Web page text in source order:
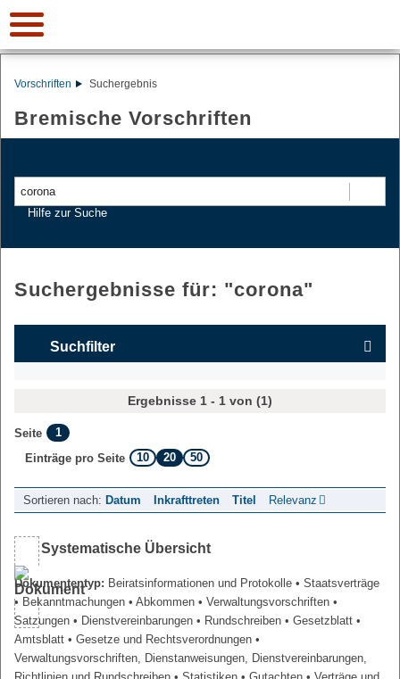
Vorschriften Suchergebnis
Bremische Vorschriften
Hilfe zur Suche
Suchergebnisse für: "corona"
Suchfilter
Ergebnisse 1 - 1 von (1)
Seite
1
Einträge pro Seite
10 20 50
Sortieren nach: Datum Inkrafttreten Titel Relevanz
Systematische Übersicht
Dokumententyp: Beiratsinformationen und Protokolle • Staatsverträge
• Bekanntmachungen • Abkommen • Verwaltungsvorschriften •
Satzungen • Dienstvereinbarungen • Rundschreiben • Gesetzblatt •
Amtsblatt • Gesetze und Rechtsverordnungen •
Verwaltungsvorschriften, Dienstanweisungen, Dienstvereinbarungen,